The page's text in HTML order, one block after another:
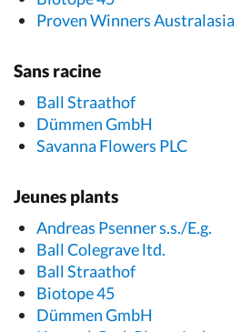
Proven Winners Australasia
Sans racine
Ball Straathof
Dümmen GmbH
Savanna Flowers PLC
Jeunes plants
Andreas Psenner s.s./E.g.
Ball Colegrave ltd.
Ball Straathof
Biotope 45
Dümmen GmbH